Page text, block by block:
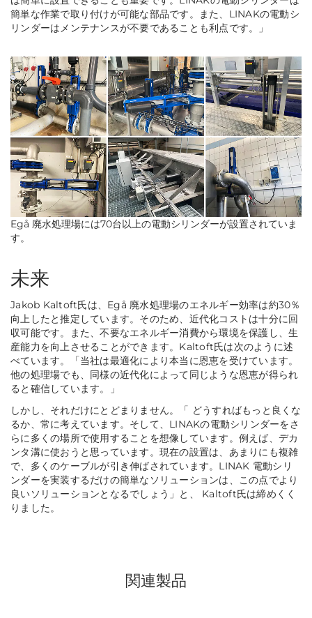
簡単な作業で取り付けが可能な部品です。また、LINAKの電動シ
リンダーはメンテナンスが不要であることも利点です。」
Egå 廃水処理場には70台以上の電動シリンダーが設置されていま
す。
未来
Jakob Kaltoft氏は、Egå 廃水処理場のエネルギー効率は約30％
向上したと推定しています。そのため、近代化コストは十分に回
収可能です。また、不要なエネルギー消費から環境を保護し、生
産能力を向上させることができます。Kaltoft氏は次のように述
べています。
「当社は最適化により本当に恩恵を受けています。
他の処理場でも、同様の近代化によって同じような恩恵が得られ
ると確信しています。」
しかし、それだけにとどまりません。
「 どうすればもっと良くな
るか、常に考えています。そして、LINAKの電動シリンダーをさ
らに多くの場所で使用することを想像しています。例えば、デカ
ンタ溝に使おうと思っています。現在の設置は、あまりにも複雑
で、多くのケーブルが引き伸ばされています。LINAK 電動シリ
ンダーを実装するだけの簡単なソリューションは、この点でより
良いソリューションとなるでしょう」 と、 Kaltoft氏は締めくく
りました。
関連製品